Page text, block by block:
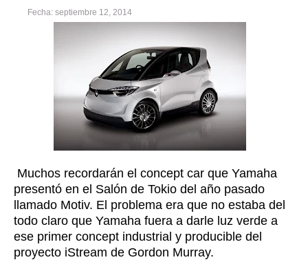
Fecha: septiembre 12, 2014
Muchos recordarán el concept car que Yamaha
presentó en el Salón de Tokio del año pasado
llamado Motiv. El problema era que no estaba del
todo claro que Yamaha fuera a darle luz verde a
ese primer concept industrial y producible del
proyecto iStream de Gordon Murray.